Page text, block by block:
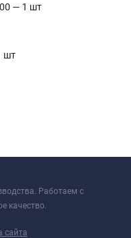
— 1 шт
шт
Работаем с
качество.
сайта